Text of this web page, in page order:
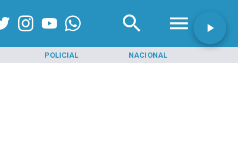
POLICIAL NACIONAL